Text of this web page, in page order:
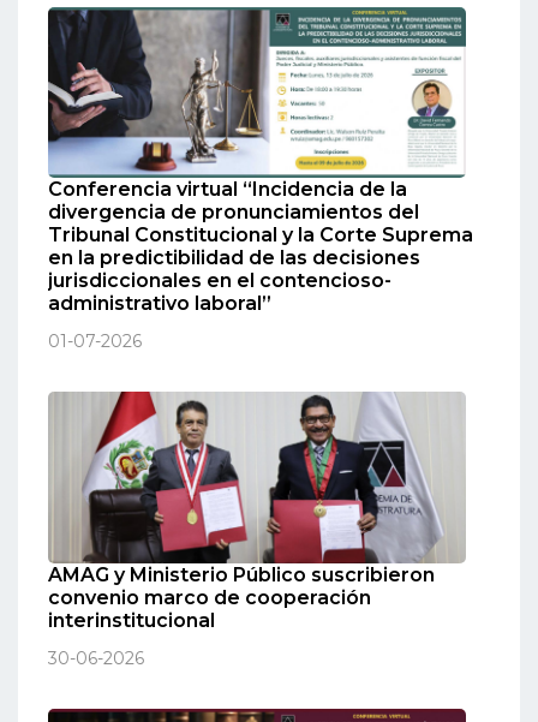
Conferencia virtual “Incidencia de la
divergencia de pronunciamientos del
Tribunal Constitucional y la Corte Suprema
en la predictibilidad de las decisiones
jurisdiccionales en el contencioso-
administrativo laboral”
01-07-2026
AMAG y Ministerio Público suscribieron
convenio marco de cooperación
interinstitucional
30-06-2026